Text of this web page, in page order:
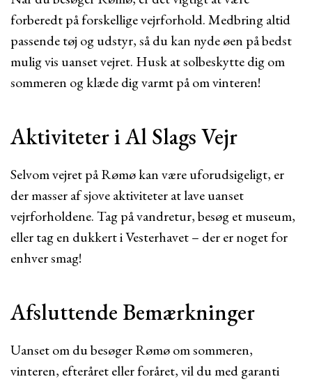
forberedt på forskellige vejrforhold. Medbring altid
passende tøj og udstyr, så du kan nyde øen på bedst
mulig vis uanset vejret. Husk at solbeskytte dig om
sommeren og klæde dig varmt på om vinteren!
Aktiviteter i Al Slags Vejr
Selvom vejret på Rømø kan være uforudsigeligt, er
der masser af sjove aktiviteter at lave uanset
vejrforholdene. Tag på vandretur, besøg et museum,
eller tag en dukkert i Vesterhavet – der er noget for
enhver smag!
Afsluttende Bemærkninger
Uanset om du besøger Rømø om sommeren,
vinteren, efteråret eller foråret, vil du med garanti